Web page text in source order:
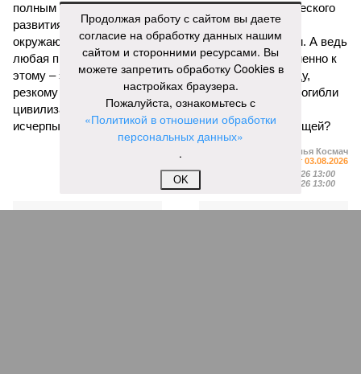
полным уничтожением. Среди причин такого трагического
развития событий учёные называют деградацию
окружающей среды, истощение ресурсов и болезни. А ведь
любая природная катастрофа непременно ведёт именно к
этому – экономическому кризису, эпидемиям, голоду,
резкому сокращению численности населения. Так погибли
цивилизации шумеров, майя, кхмеров – список не
исчерпывающий. Какая цивилизация будет следующей?
Илья Космач
Газета
«Наша версия» №29 от 03.08.2026
Опубликовано:
05.08.2026 13:00
Отредактировано:
05.08.2026 13:00
Продолжая работу с сайтом вы даете
согласие на обработку данных нашим
сайтом и сторонними ресурсами. Вы
можете запретить обработку Cookies в
настройках браузера.
Пожалуйста, ознакомьтесь с
«Политикой в отношении обработки
персональных данных»
.
OK